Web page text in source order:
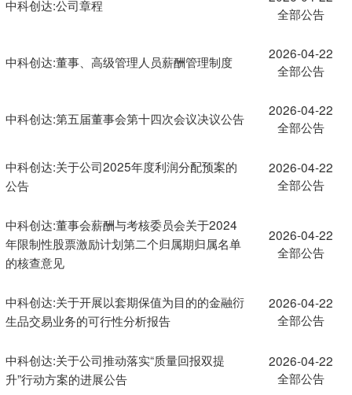
中科创达:公司章程
全部公告
中科创达:董事、高级管理人员薪酬管理制度
2026-04-22
全部公告
中科创达:第五届董事会第十四次会议决议公告
2026-04-22
全部公告
中科创达:关于公司2025年度利润分配预案的
公告
2026-04-22
全部公告
中科创达:董事会薪酬与考核委员会关于2024
年限制性股票激励计划第二个归属期归属名单
的核查意见
2026-04-22
全部公告
中科创达:关于开展以套期保值为目的的金融衍
生品交易业务的可行性分析报告
2026-04-22
全部公告
中科创达:关于公司推动落实“质量回报双提
升”行动方案的进展公告
2026-04-22
全部公告